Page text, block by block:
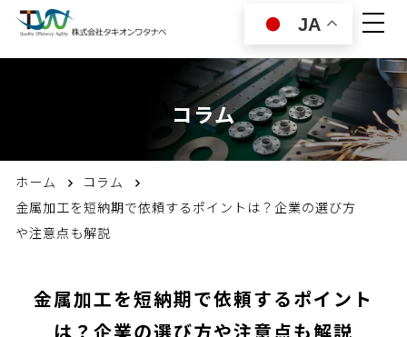
JA
コラム
ホーム
コラム
金属加工を短納期で依頼するポイントは？企業の選び方
や注意点も解説
金属加工を短納期で依頼するポイント
は？企業の選び方や注意点も解説